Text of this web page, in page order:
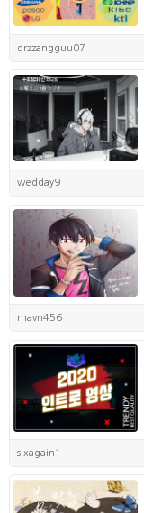
drzzangguu07
wedday9
rhavn456
sixagain1